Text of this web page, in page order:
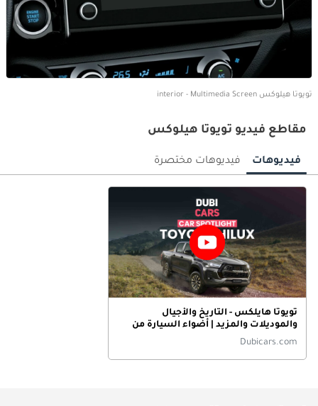
تويوتا هيلوكس interior - Multimedia Screen
مقاطع فيديو تويوتا هيلوكس
فيديوهات فيديوهات مختصرة
تويوتا هايلكس - التاريخ والأجيال
والموديلات والمزيد | أضواء السيارة من
DubiCars
Dubicars.com